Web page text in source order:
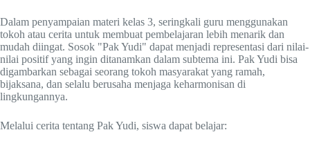
Dalam penyampaian materi kelas 3, seringkali guru menggunakan
tokoh atau cerita untuk membuat pembelajaran lebih menarik dan
mudah diingat. Sosok "Pak Yudi" dapat menjadi representasi dari nilai-
nilai positif yang ingin ditanamkan dalam subtema ini. Pak Yudi bisa
digambarkan sebagai seorang tokoh masyarakat yang ramah,
bijaksana, dan selalu berusaha menjaga keharmonisan di
lingkungannya.
Melalui cerita tentang Pak Yudi, siswa dapat belajar: